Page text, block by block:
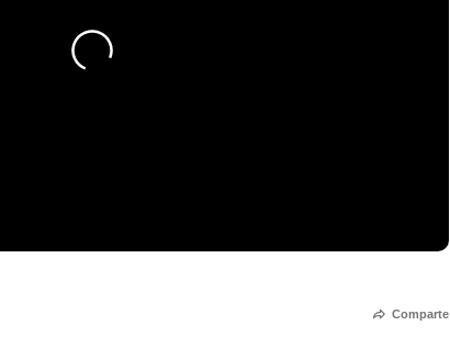
Comparte